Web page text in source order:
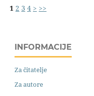
1 2 3 4 > >>
INFORMACIJE
Za čitatelje
Za autore